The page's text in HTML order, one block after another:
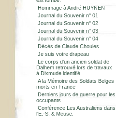
Hommage à André HUYNEN
Journal du Souvenir n° 01
Journal du Souvenir n° 02
Journal du Souvenir n° 03
Journal du Souvenir n° 04
Décès de Claude Choules
Je suis votre drapeau
Le corps d'un ancien soldat de
Dalhem retrouvé lors de travaux
à Dixmude identifié.
A la Mémoire des Soldats Belges
morts en France
Derniers jours de guerre pour les
occupants
Conférence Les Australiens dans
l'E.-S. & Meuse.